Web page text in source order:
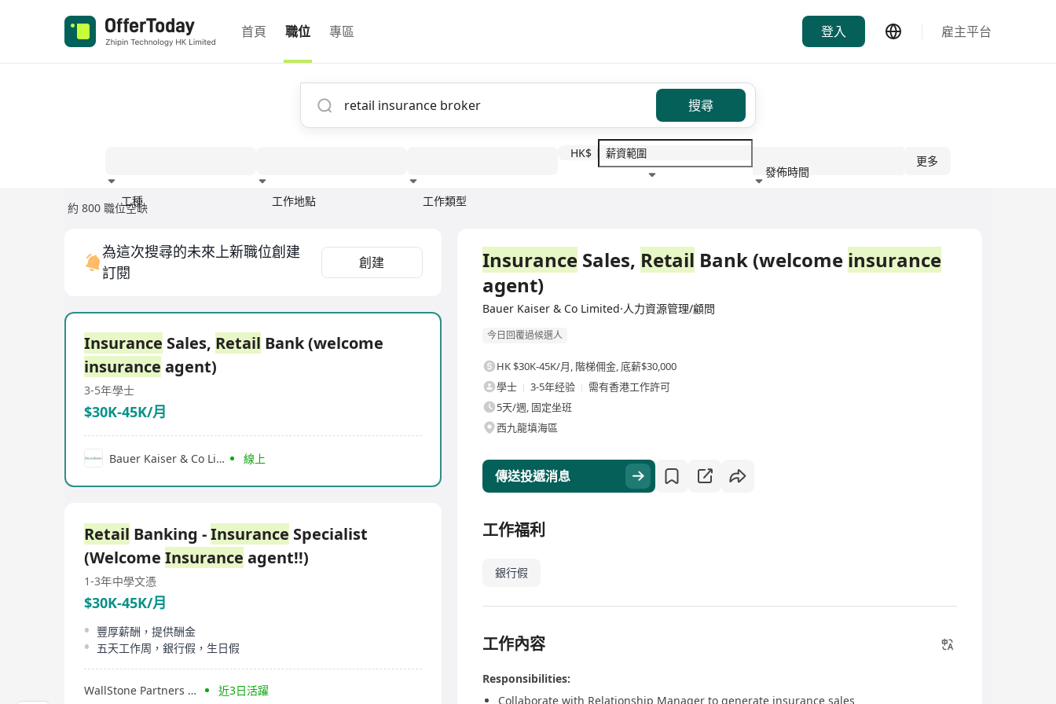
首頁 職位 專區 登入 雇主平台
搜尋
工種 工作地點 工作類型
HK$
發佈時間
更多
約 800 職位空缺
為這次搜尋的未來上新職位創建
訂閱
創建
Insurance Sales, Retail Bank (welcome
insurance agent)
3-5年學士
$30K-45K/月
Bauer Kaiser & Co Limited 線上
Retail Banking -Insurance Specialist
(Welcome Insurance agent!!)
1-3年中學文憑
$30K-45K/月
豐厚薪酬，提供酬金
五天工作周，銀行假，生日假
WallStone Partners & Company 近3日活躍
Insurance Sales, Retail Bank (welcome insurance
agent)
Bauer Kaiser & Co Limited·人力資源管理/顧問
今日回覆過候選人
HK $30K-45K/月, 階梯佣金, 底薪$30,000
學士
3-5年经验
需有香港工作許可
5天/週, 固定坐班
西九龍填海區
傳送投遞消息
工作福利
銀行假
工作內容
Responsibilities:
Collaborate with Relationship Manager to generate insurance sales